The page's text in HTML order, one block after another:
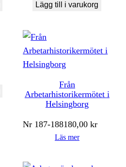
Lägg till i varukorg
Från
Arbetarhistorikermötet i
Helsingborg
Nr 187-188180,00kr
Läs mer